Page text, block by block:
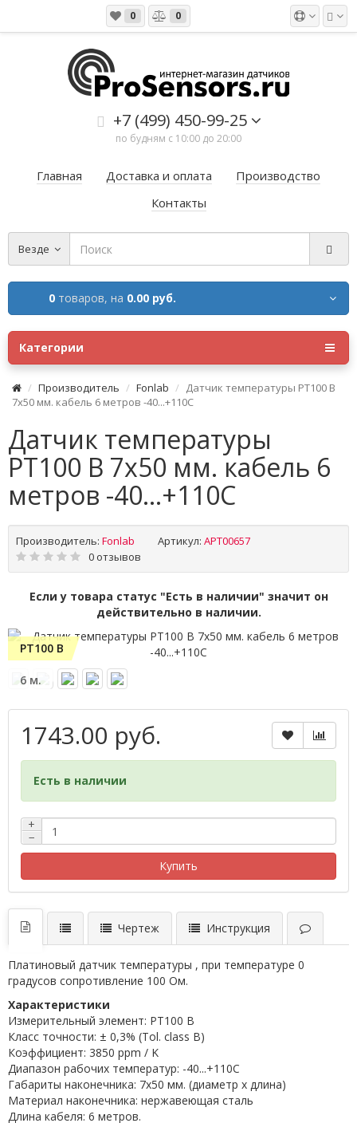
0 0
+7 (499) 450-99-25
по будням с 10:00 до 20:00
Главная Доставка и оплата
Производство
Контакты
Везде
0 товаров, на 0.00 руб.
Категории
Производитель Fonlab
Датчик температуры PT100 B
7x50 мм. кабель 6 метров -40...+110C
Датчик температуры
PT100 B 7x50 мм. кабель 6
метров -40...+110C
Производитель: Fonlab Артикул: APT00657
0 отзывов
Если у товара статус "Есть в наличии" значит он
действительно в наличии.
PT100 B
6 м.
1743.00 руб.
Есть в наличии
+
−
Купить
Чертеж Инструкция
Платиновый датчик температуры , при температуре 0
градусов сопротивление 100 Ом.
Характеристики
Измерительный элемент: PT100 B
Класс точности: ± 0,3% (Tol. class B)
Коэффициент: 3850 ppm / K
Диапазон рабочих температур: -40...+110C
Габариты наконечника: 7x50 мм. (диаметр х длина)
Материал наконечника: нержавеющая сталь
Длина кабеля: 6 метров.